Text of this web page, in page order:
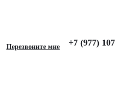
+7 (977)
Перезвоните мне